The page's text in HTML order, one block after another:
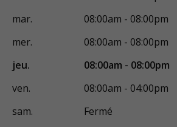
mar.
08:00am - 08:00pm
mer.
08:00am - 08:00pm
jeu.
08:00am - 08:00pm
ven.
08:00am - 04:00pm
sam.
Fermé